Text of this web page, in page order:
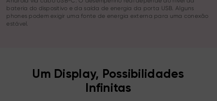
bateria do dispositivo e da saída de energia da porta USB. Alguns
phones podem exigir uma fonte de energia externa para uma conexão
estável.
Um Display, Possibilidades
Infinitas